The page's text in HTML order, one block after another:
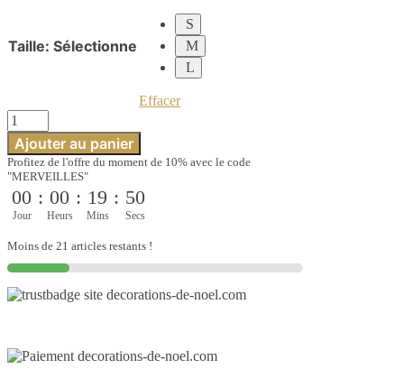
Taille: Sélectionne
S
M
L
Effacer
quantité
de
Pull
de
Noel
Femme
chic
Ajouter au panier
Profitez de l'offre du moment de 10% avec le code
"MERVEILLES"
00
Jour
: 00
Heurs
: 19
Mins
: 50
Secs
Moins de 21 articles restants !